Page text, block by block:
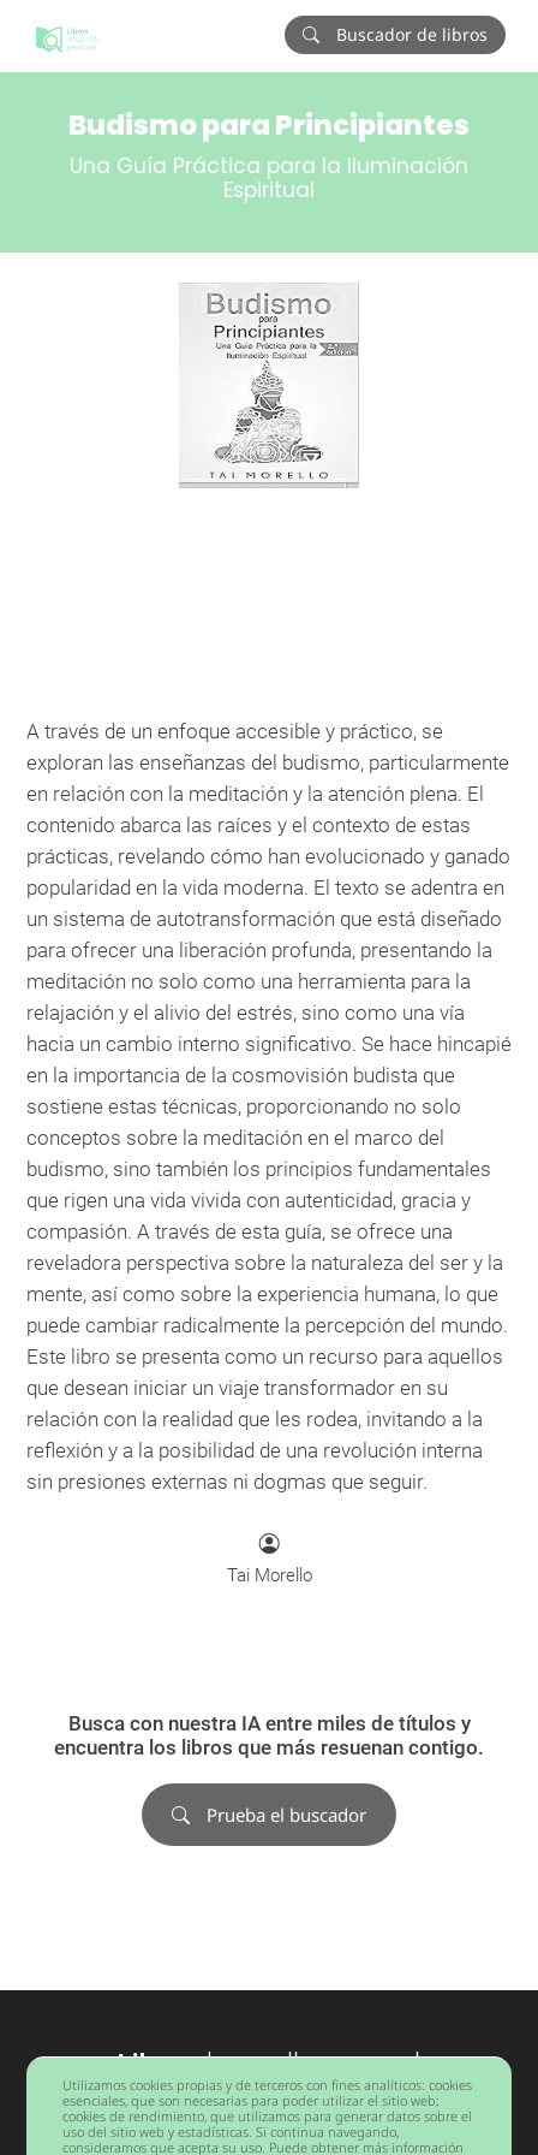
Buscador de libros
Budismo para Principiantes
Una Guía Práctica para la Iluminación
Espiritual
A través de un enfoque accesible y práctico, se
exploran las enseñanzas del budismo, particularmente
en relación con la meditación y la atención plena. El
contenido abarca las raíces y el contexto de estas
prácticas, revelando cómo han evolucionado y ganado
popularidad en la vida moderna. El texto se adentra en
un sistema de autotransformación que está diseñado
para ofrecer una liberación profunda, presentando la
meditación no solo como una herramienta para la
relajación y el alivio del estrés, sino como una vía
hacia un cambio interno significativo. Se hace hincapié
en la importancia de la cosmovisión budista que
sostiene estas técnicas, proporcionando no solo
conceptos sobre la meditación en el marco del
budismo, sino también los principios fundamentales
que rigen una vida vivida con autenticidad, gracia y
compasión. A través de esta guía, se ofrece una
reveladora perspectiva sobre la naturaleza del ser y la
mente, así como sobre la experiencia humana, lo que
puede cambiar radicalmente la percepción del mundo.
Este libro se presenta como un recurso para aquellos
que desean iniciar un viaje transformador en su
relación con la realidad que les rodea, invitando a la
reflexión y a la posibilidad de una revolución interna
sin presiones externas ni dogmas que seguir.
Tai Morello
Busca con nuestra IA entre miles de títulos y
encuentra los libros que más resuenan contigo.
Prueba el buscador
Librosdesarrollo personal
Barcelona
Utilizamos cookies propias y de terceros con fines analíticos: cookies
esenciales, que son necesarias para poder utilizar el sitio web;
cookies de rendimiento, que utilizamos para generar datos sobre el
uso del sitio web y estadísticas. Si continua navegando,
consideramos que acepta su uso. Puede obtener más información